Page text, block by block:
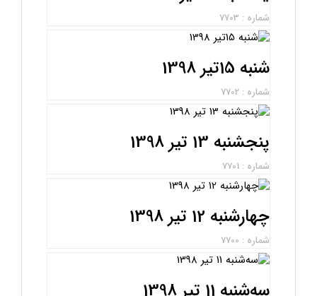
شماره : 7703
شنبه 15تیر 1398
شماره : 7702
پنجشنبه 13 تیر 1398
شماره : 7701
چهارشنبه 12 تیر 1398
شماره : 7700